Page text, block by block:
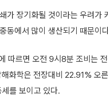
가 장기화될 것이라는 우려가
동에서 많이 생산되기 때문이
따르면 오전 9시8분 조비는
화학은 전장대비 22.91% 오
를 보이고 있다.